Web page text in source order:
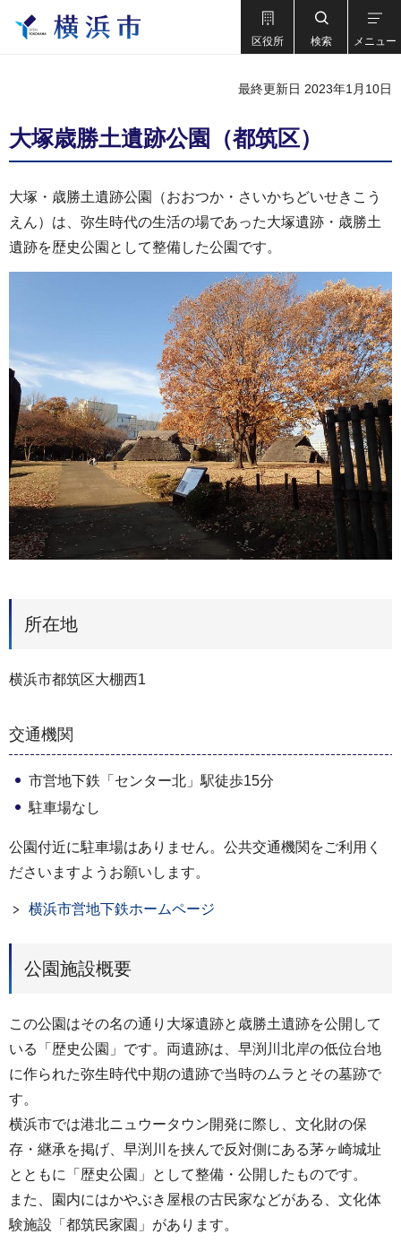
区役所 検索 メニュー
最終更新日 2023年1月10日
大塚歳勝土遺跡公園（都筑区）
大塚・歳勝土遺跡公園（おおつか・さいかちどいせきこう
えん）は、弥生時代の生活の場であった大塚遺跡・歳勝土
遺跡を歴史公園として整備した公園です。
所在地
横浜市都筑区大棚西1
交通機関
市営地下鉄「センター北」駅徒歩15分
駐車場なし
公園付近に駐車場はありません。公共交通機関をご利用く
ださいますようお願いします。
横浜市営地下鉄ホームページ
公園施設概要
この公園はその名の通り大塚遺跡と歳勝土遺跡を公開して
いる「歴史公園」です。両遺跡は、早渕川北岸の低位台地
に作られた弥生時代中期の遺跡で当時のムラとその墓跡で
す。
横浜市では港北ニュウータウン開発に際し、文化財の保
存・継承を掲げ、早渕川を挟んで反対側にある茅ヶ崎城址
とともに「歴史公園」として整備・公開したものです。
また、園内にはかやぶき屋根の古民家などがある、文化体
験施設「都筑民家園」があります。